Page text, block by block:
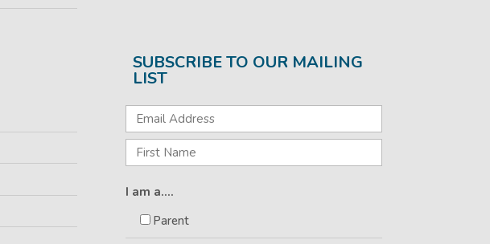
SUBSCRIBE TO OUR MAILING
LIST
I am a....
Parent